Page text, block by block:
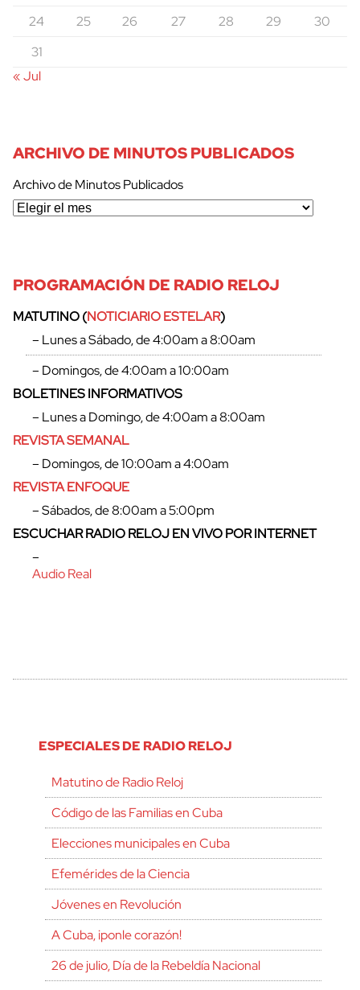
24
25 26 27 28 29
30
31
« Jul
ARCHIVO DE MINUTOS PUBLICADOS
Archivo de Minutos Publicados
PROGRAMACIÓN DE RADIO RELOJ
MATUTINO (NOTICIARIO ESTELAR)
– Lunes a Sábado, de 4:00am a 8:00am
– Domingos, de 4:00am a 10:00am
BOLETINES INFORMATIVOS
– Lunes a Domingo, de 4:00am a 8:00am
REVISTA SEMANAL
– Domingos, de 10:00am a 4:00am
REVISTA ENFOQUE
– Sábados, de 8:00am a 5:00pm
ESCUCHAR RADIO RELOJ EN VIVO POR INTERNET
–
Audio Real
ESPECIALES DE RADIO RELOJ
Matutino de Radio Reloj
Código de las Familias en Cuba
Elecciones municipales en Cuba
Efemérides de la Ciencia
Jóvenes en Revolución
A Cuba, ¡ponle corazón!
26 de julio, Día de la Rebeldía Nacional